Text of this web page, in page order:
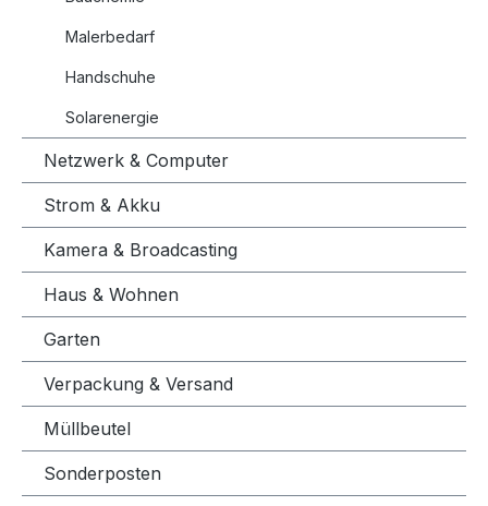
Malerbedarf
Handschuhe
Solarenergie
Netzwerk & Computer
Strom & Akku
Kamera & Broadcasting
Haus & Wohnen
Garten
Verpackung & Versand
Müllbeutel
Sonderposten